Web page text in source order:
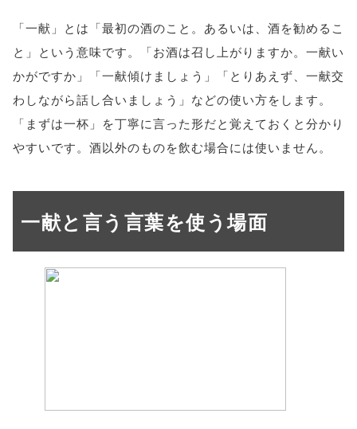
「一献」とは「最初の酒のこと。あるいは、酒を勧めるこ
と」という意味です。「お酒は召し上がりますか。一献い
かがですか」「一献傾けましょう」「とりあえず、一献交
わしながら話し合いましょう」などの使い方をします。
「まずは一杯」を丁寧に言った形だと覚えておくと分かり
やすいです。酒以外のものを飲む場合には使いません。
一献と言う言葉を使う場面